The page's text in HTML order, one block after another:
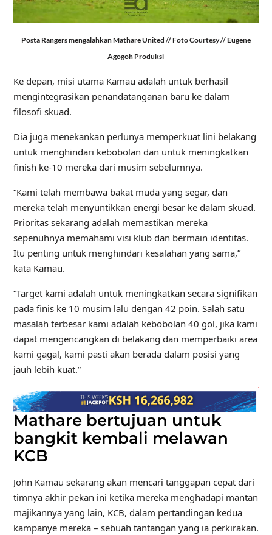
Posta Rangers mengalahkan Mathare United // Foto Courtesy // Eugene
Agogoh Produksi
Ke depan, misi utama Kamau adalah untuk berhasil
mengintegrasikan penandatanganan baru ke dalam
filosofi skuad.
Dia juga menekankan perlunya memperkuat lini belakang
untuk menghindari kebobolan dan untuk meningkatkan
finish ke-10 mereka dari musim sebelumnya.
“Kami telah membawa bakat muda yang segar, dan
mereka telah menyuntikkan energi besar ke dalam skuad.
Prioritas sekarang adalah memastikan mereka
sepenuhnya memahami visi klub dan bermain identitas.
Itu penting untuk menghindari kesalahan yang sama,”
kata Kamau.
“Target kami adalah untuk meningkatkan secara signifikan
pada finis ke 10 musim lalu dengan 42 poin. Salah satu
masalah terbesar kami adalah kebobolan 40 gol, jika kami
dapat mengencangkan di belakang dan memperbaiki area
kami gagal, kami pasti akan berada dalam posisi yang
jauh lebih kuat.”
Mathare bertujuan untuk
bangkit kembali melawan
KCB
John Kamau sekarang akan mencari tanggapan cepat dari
timnya akhir pekan ini ketika mereka menghadapi mantan
majikannya yang lain, KCB, dalam pertandingan kedua
kampanye mereka – sebuah tantangan yang ia perkirakan.